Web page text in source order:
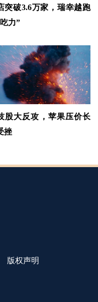
突破3.6万家，瑞幸越跑
力”
股大反攻，苹果压价长
挫
版权声明